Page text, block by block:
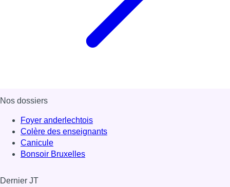
Nos dossiers
Foyer anderlechtois
Colère des enseignants
Canicule
Bonsoir Bruxelles
Dernier JT